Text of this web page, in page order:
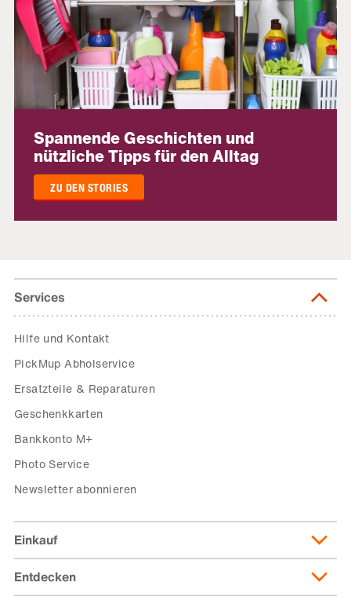
Spannende Geschichten und
nützliche Tipps für den Alltag
ZU DEN STORIES
Services
Hilfe und Kontakt
PickMup Abholservice
Ersatzteile & Reparaturen
Geschenkkarten
Bankkonto M+
Photo Service
Newsletter abonnieren
Einkauf
Lieferung & Lieferkosten
Entdecken